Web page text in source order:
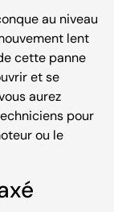
au niveau
lent
cette panne
et se
aurez
pour
ou le